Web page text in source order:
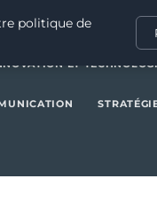
GENERAL GESTION ET
ET
politique de